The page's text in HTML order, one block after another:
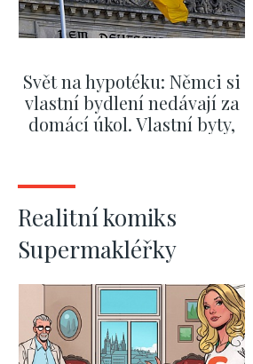
Svět na hypotéku: Němci si
vlastní bydlení nedávají za
domácí úkol. Vlastní byty,
Realitní komiks
Supermakléřky